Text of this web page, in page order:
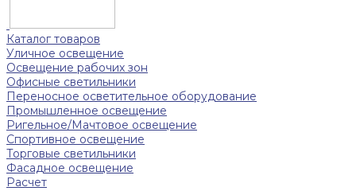
Каталог товаров
Уличное освещение
Освещение рабочих зон
Офисные светильники
Переносное осветительное оборудование
Промышленное освещение
Ригельное/Мачтовое освещение
Спортивное освещение
Торговые светильники
Фасадное освещение
Расчет